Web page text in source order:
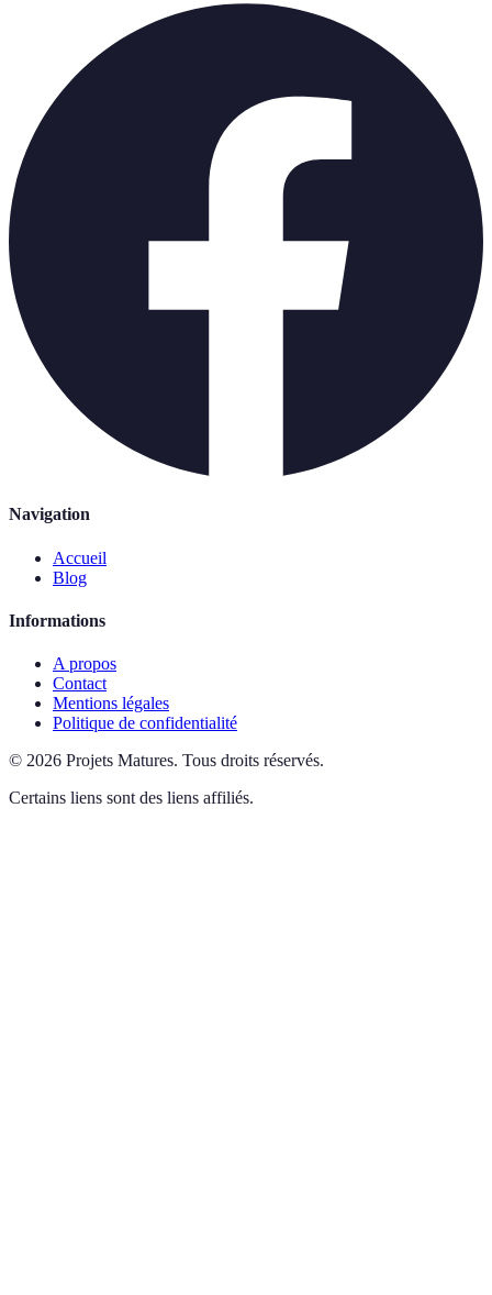
Navigation
Accueil
Blog
Informations
A propos
Contact
Mentions légales
Politique de confidentialité
© 2026 Projets Matures. Tous droits réservés.
Certains liens sont des liens affiliés.